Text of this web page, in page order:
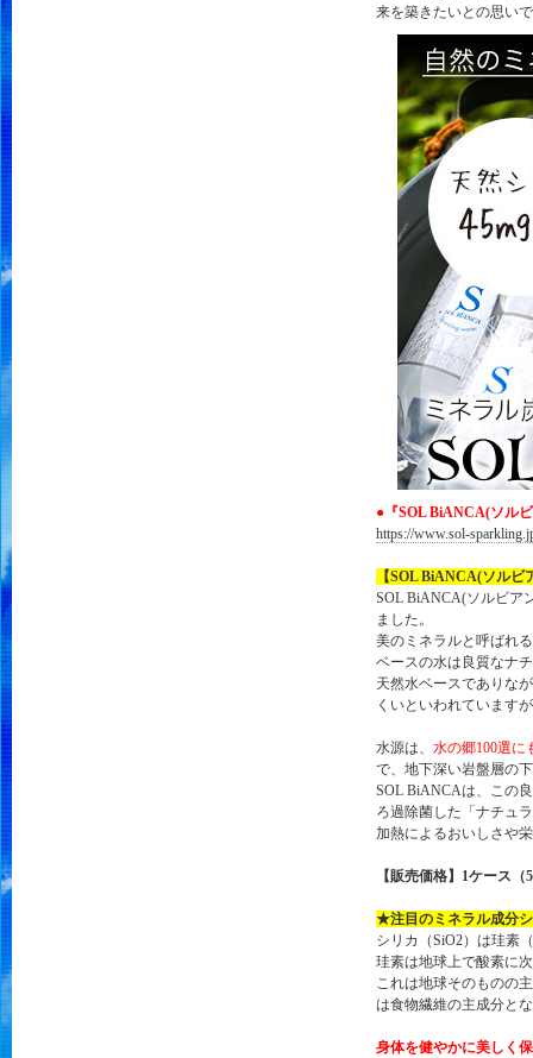
来を築きたいとの思い
● 『SOL BiANCA(ソル
https://www.sol-
【SOL BiANCA(ソルビ
SOL BiANCA(ソルビア
ました。
美のミネラルと呼ばれる
ベースの水は良質なナ
天然水ベースでありな
くいといわれています
水源は、 水の郷100選に
で、地下深い岩盤層の
SOL BiANCAは、この
ろ過除菌した「ナチュ
加熱によるおいしさや
【販売価格】 1ケース（
★注目のミネラル成分
シリカ（SiO2）は珪素
珪素は地球上で酸素に
これは地球そのものの
は食物繊維の主成分と
身体を健やかに美しく